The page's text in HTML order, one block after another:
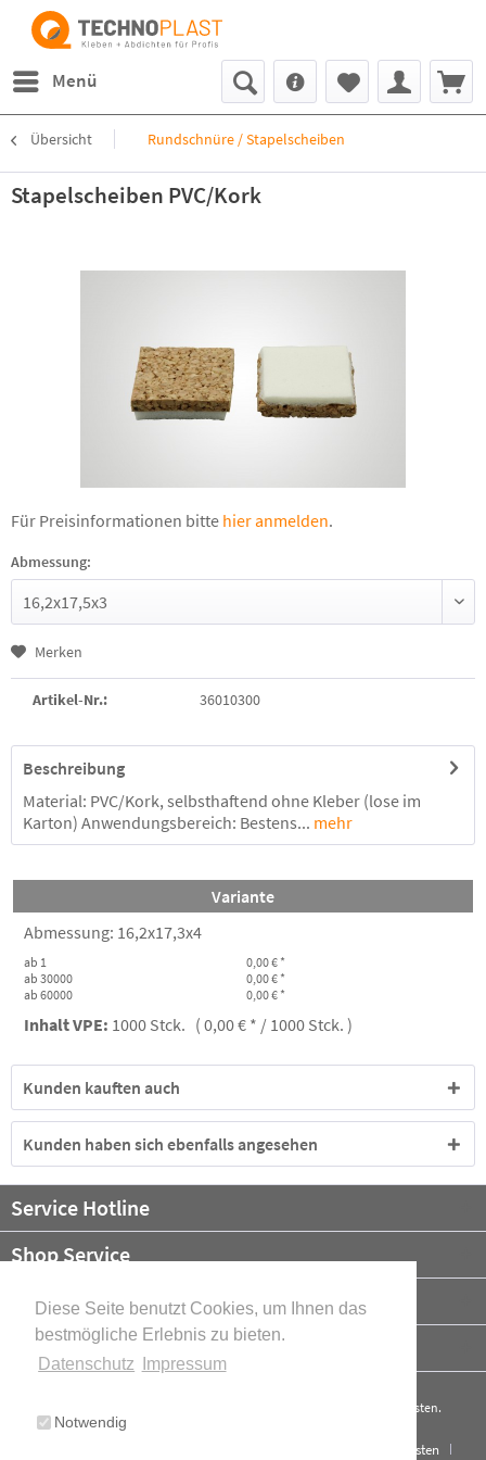
Diese Seite benutzt Cookies, um Ihnen das
bestmögliche Erlebnis zu bieten.
Datenschutz
Impressum
Notwendig
Menü
Übersicht Rundschnüre / Stapelscheiben
Stapelscheiben PVC/Kork
Für Preisinformationen bitte hier anmelden.
Abmessung:
Merken
Artikel-Nr.: 36010300
Beschreibung
Material: PVC/Kork, selbsthaftend ohne Kleber (lose im
Karton) Anwendungsbereich: Bestens... mehr
Variante
Abmessung: 16,2x17,3x4
ab 1
0,00 € *
ab 30000
0,00 € *
ab 60000
0,00 € *
Inhalt VPE: 1000 Stck. ( 0,00 € * / 1000 Stck. )
Kunden kauften auch
Kunden haben sich ebenfalls angesehen
Service Hotline
Shop Service
Informationen
Newsletter
Versandkosten.
Versand und Kosten